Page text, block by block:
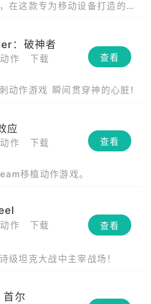
在这款专为移动设备打造的残
：破神者
作 下载 查看
动作游戏 瞬间贯穿神的心脏!
应
作 下载 查看
移植动作游戏。
作 下载 查看
级坦克大战中主宰战场！
首尔